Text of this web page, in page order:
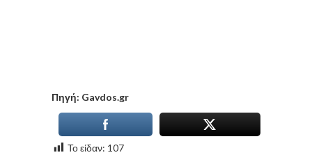
Πηγή: Gavdos.gr
Το είδαν: 107